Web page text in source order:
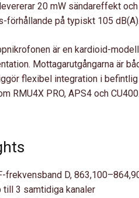
20 mW sändareffekt
förhållande på typiskt 105
är en kardioid-
Mottagarutgångarna är
flexibel integration i
RMU4X PRO, APS4 och CU400.
frekvensband D,
till 3 samtidiga kanaler